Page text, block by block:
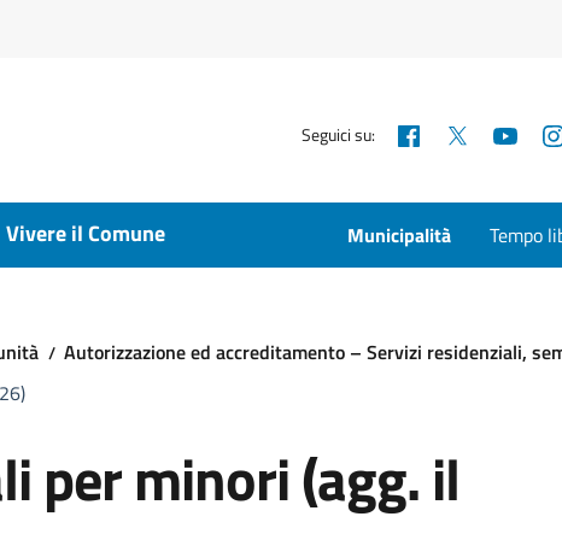
Seguici su: Facebook
Vivere il Comune Municipalità Tempo
Autorizzazione ed accreditamento – Servizi residenziali,
per minori (agg. il